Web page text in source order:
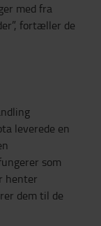
med fra
fortæller de
leverede en
som
henter
dem til de